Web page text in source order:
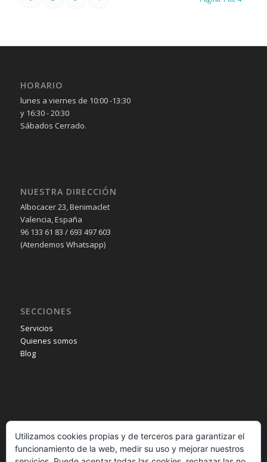
HORARIO
lunes a viernes de 10:00 -13:30
y 16:30 - 20:30
Sábados Cerrado.
NUESTRA DIRECCIÓN
Albocacer 23, Benimaclet
Valencia, España
96 133 61 83 / 693 497 603
(Atendemos Whatsapp)
SECCIONES
Servicios
Quienes somos
Blog
Aviso legal
Política de privacidad
Utilizamos cookies propias y de terceros para garantizar el
funcionamiento de la web, medir su uso y mejorar nuestros